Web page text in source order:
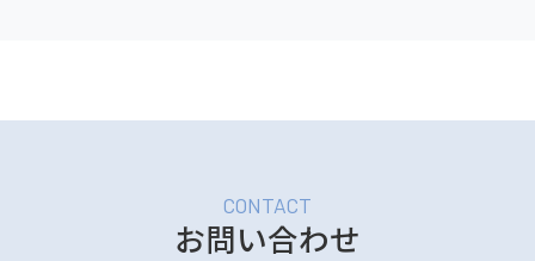
お問い合わせ